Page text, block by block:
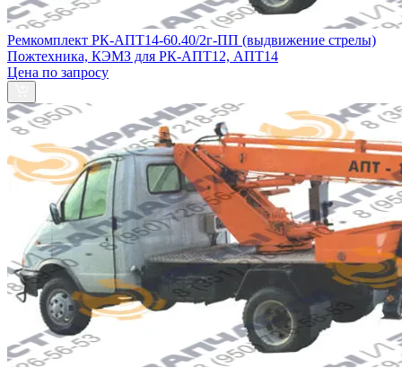
Ремкомплект РК-АПТ14-60.40/2г-ПП (выдвижение стрелы)
Пожтехника, КЭМЗ для РК-АПТ12, АПТ14
Цена по запросу